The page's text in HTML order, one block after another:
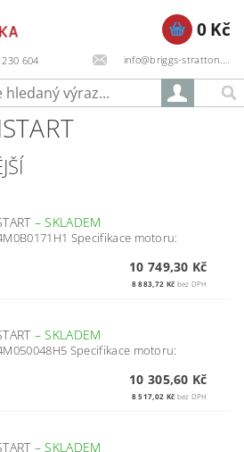
604 info@briggs-stratton.cz
0 Kč
–SKLADEM
Specifikace motoru:
10 749,30 Kč
8 883,72 Kč bez DPH
–SKLADEM
Specifikace motoru:
10 305,60 Kč
8 517,02 Kč bez DPH
–SKLADEM